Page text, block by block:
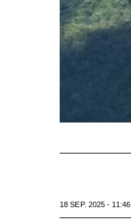
18 SEP. 2025 - 11:46